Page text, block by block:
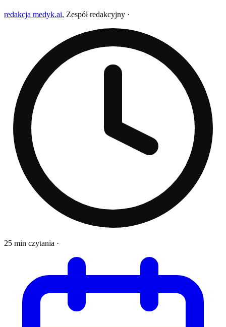
redakcja medyk.ai, Zespół redakcyjny ·
25 min czytania ·